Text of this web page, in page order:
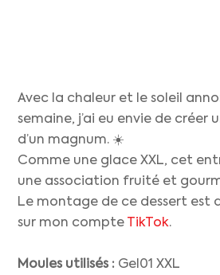
Avec la chaleur et le soleil
semaine, j’ai eu envie de créer
d’un magnum. ☀️
Comme une glace XXL, cet
une association fruité et
Le montage de ce dessert est
sur mon compte
TikTok.
Moules utilisés : Gel01 XXL